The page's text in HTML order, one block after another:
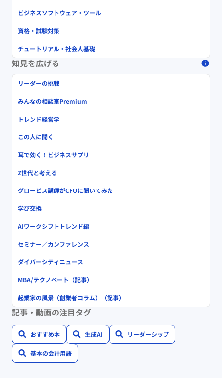
ビジネスソフトウェア・ツール
資格・試験対策
チュートリアル・社会人基礎
知見を広げる
リーダーの挑戦
みんなの相談室Premium
トレンド経営学
この人に聞く
耳で効く！ビジネスサプリ
Z世代と考える
グロービス講師がCFOに聞いてみた
学び交換
AIワークシフトトレンド編
セミナー／カンファレンス
ダイバーシティニュース
MBA/テクノベート（記事）
起業家の風景（創業者コラム）（記事）
記事・動画の注目タグ
おすすめ本 生成AI リーダーシップ
基本の会計用語